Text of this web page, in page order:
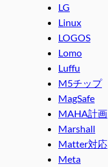
LG
Linux
LOGOS
Lomo
Luffu
M5チップ
MagSafe
MAHA計画
Marshall
Matter対応
Meta